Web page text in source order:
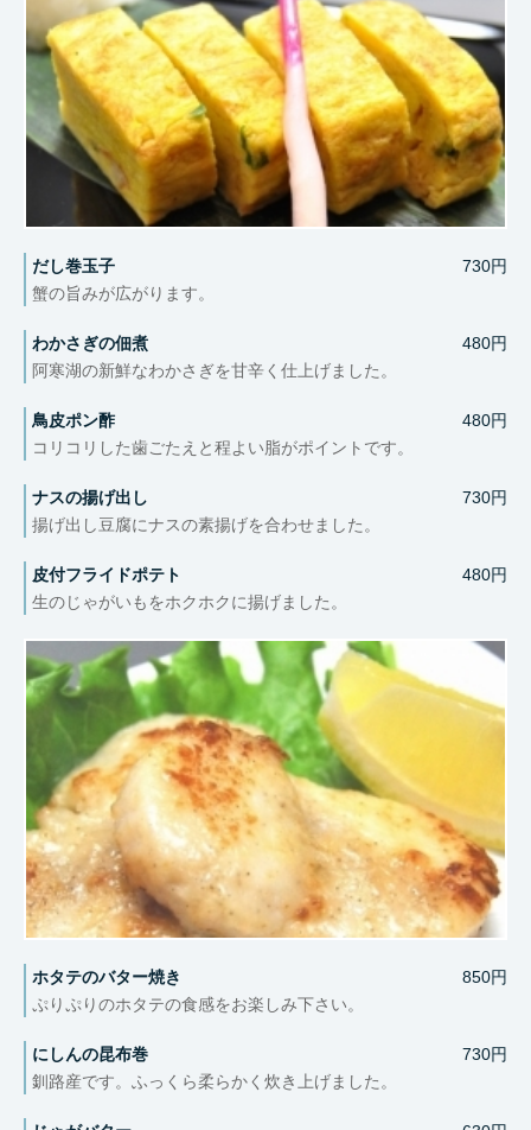
だし巻玉子
730円
蟹の旨みが広がります。
わかさぎの佃煮
480円
阿寒湖の新鮮なわかさぎを甘辛く仕上げました。
鳥皮ポン酢
480円
コリコリした歯ごたえと程よい脂がポイントです。
ナスの揚げ出し
730円
揚げ出し豆腐にナスの素揚げを合わせました。
皮付フライドポテト
480円
生のじゃがいもをホクホクに揚げました。
ホタテのバター焼き
850円
ぷりぷりのホタテの食感をお楽しみ下さい。
にしんの昆布巻
730円
釧路産です。ふっくら柔らかく炊き上げました。